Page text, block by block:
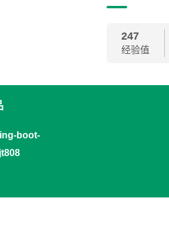
247
经验值
boot-